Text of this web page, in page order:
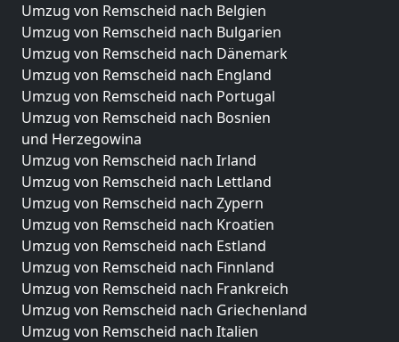
Umzug von Remscheid nach Belgien
Umzug von Remscheid nach Bulgarien
Umzug von Remscheid nach Dänemark
Umzug von Remscheid nach England
Umzug von Remscheid nach Portugal
Umzug von Remscheid nach Bosnien
und Herzegowina
Umzug von Remscheid nach Irland
Umzug von Remscheid nach Lettland
Umzug von Remscheid nach Zypern
Umzug von Remscheid nach Kroatien
Umzug von Remscheid nach Estland
Umzug von Remscheid nach Finnland
Umzug von Remscheid nach Frankreich
Umzug von Remscheid nach Griechenland
Umzug von Remscheid nach Italien